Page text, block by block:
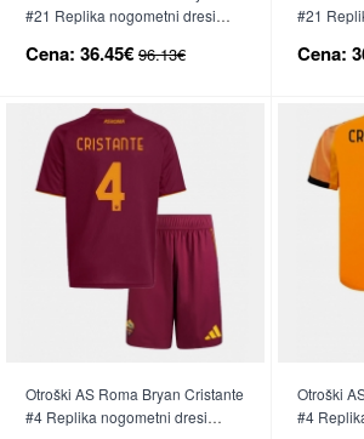
#21 Replika nogometni dresi
Kratek Rokav (+ hlače)
Cena: 36.45€ 96.13€
#21
Rokav (+
Cena:
Otroški AS Roma Bryan Cristante
#4 Replika nogometni dresi
Otroški
#4